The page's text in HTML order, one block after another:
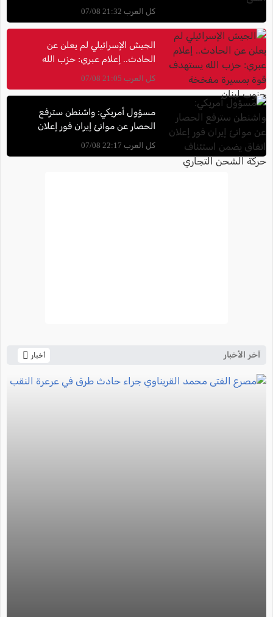
كل العرب 21:32 07/08
الجيش الإسرائيلي لم يعلن عن
الحادث.. إعلام عبري: حزب الله
يستهدف قوة بمسيرة مفخخة جنوب
لبنان
كل العرب 21:05 07/08
مسؤول أمريكي: واشنطن سترفع
الحصار عن موانئ إيران فور إعلان
اتفاق يضمن استئناف حركة الشحن
التجاري
كل العرب 22:17 07/08
آخر الأخبار أخبار